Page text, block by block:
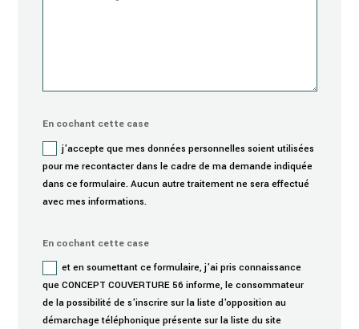
En cochant cette case
j'accepte que mes données personnelles soient utilisées
pour me recontacter dans le cadre de ma demande indiquée
dans ce formulaire. Aucun autre traitement ne sera effectué
avec mes informations.
En cochant cette case
et en soumettant ce formulaire, j'ai pris connaissance
que CONCEPT COUVERTURE 56 informe, le consommateur
de la possibilité de s'inscrire sur la liste d'opposition au
démarchage téléphonique présente sur la liste du site